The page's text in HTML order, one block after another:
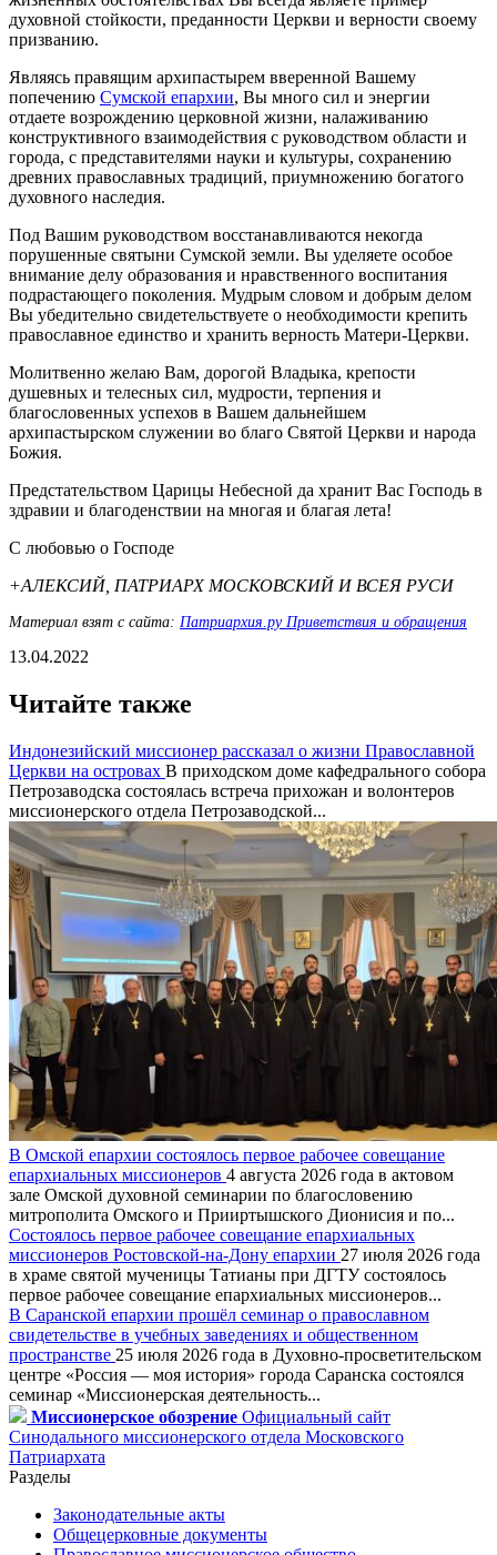
духовной стойкости, преданности Церкви и верности своему
призванию.
Являясь правящим архипастырем вверенной Вашему
попечению Сумской епархии, Вы много сил и энергии
отдаете возрождению церковной жизни, налаживанию
конструктивного взаимодействия с руководством области и
города, с представителями науки и культуры, сохранению
древних православных традиций, приумножению богатого
духовного наследия.
Под Вашим руководством восстанавливаются некогда
порушенные святыни Сумской земли. Вы уделяете особое
внимание делу образования и нравственного воспитания
подрастающего поколения. Мудрым словом и добрым делом
Вы убедительно свидетельствуете о необходимости крепить
православное единство и хранить верность Матери-Церкви.
Молитвенно желаю Вам, дорогой Владыка, крепости
душевных и телесных сил, мудрости, терпения и
благословенных успехов в Вашем дальнейшем
архипастырском служении во благо Святой Церкви и народа
Божия.
Предстательством Царицы Небесной да хранит Вас Господь в
здравии и благоденствии на многая и благая лета!
С любовью о Господе
+АЛЕКСИЙ, ПАТРИАРХ МОСКОВСКИЙ И ВСЕЯ РУСИ
Материал взят с сайта: Патриархия.ру Приветствия и обращения
13.04.2022
Читайте также
Индонезийский миссионер рассказал о жизни Православной
Церкви на островах В приходском доме кафедрального собора
Петрозаводска состоялась встреча прихожан и волонтеров
миссионерского отдела Петрозаводской...
В Омской епархии состоялось первое рабочее совещание
епархиальных миссионеров 4 августа 2026 года в актовом
зале Омской духовной семинарии по благословению
митрополита Омского и Прииртышского Дионисия и по...
Состоялось первое рабочее совещание епархиальных
миссионеров Ростовской-на-Дону епархии 27 июля 2026 года
в храме святой мученицы Татианы при ДГТУ состоялось
первое рабочее совещание епархиальных миссионеров...
В Саранской епархии прошёл семинар о православном
свидетельстве в учебных заведениях и общественном
пространстве 25 июля 2026 года в Духовно-просветительском
центре «Россия — моя история» города Саранска состоялся
семинар «Миссионерская деятельность...
Миссионерское обозрение Официальный сайт
Синодального миссионерского отдела Московского
Патриархата
Разделы
Законодательные акты
Общецерковные документы